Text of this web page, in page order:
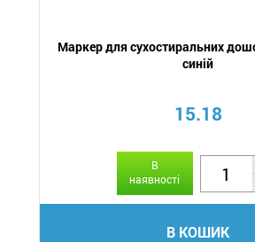
Маркер для сухостиральних
синій
15.18
В
наявності
В КОШИК